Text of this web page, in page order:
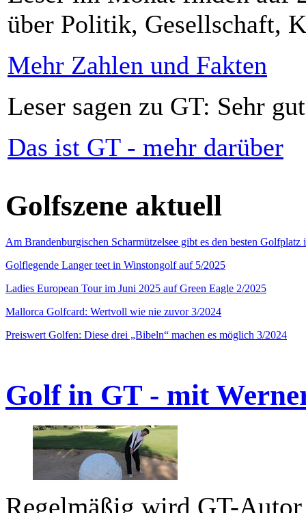
über Politik, Gesellschaft,
Mehr Zahlen und Fakten
Leser sagen zu GT: Sehr
Das ist GT - mehr darüber
Golfszene aktuell
Am Brandenburgischen Scharmützelsee gibt es den besten
Golflegende Langer teet in Winstongolf auf 5/2025
Ladies European Tour im Juni 2025 auf Green Eagle 2/2025
Mallorca Golfcard: Wertvoll wie nie zuvor 3/2024
Preiswert Golfen: Diese drei „Bibeln“ machen es möglich 3/2024
Golf in GT - mit
Regelmäßig wird GT-